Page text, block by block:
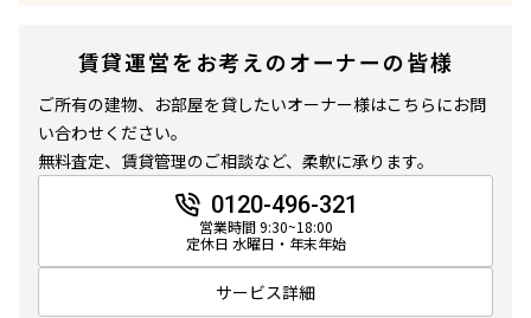
賃貸運営をお考えのオーナーの皆様
ご所有の建物、お部屋を貸したいオーナー様はこちらにお問
い合わせください。
無料査定、賃貸管理のご相談など、柔軟に承ります。
0120-496-321
営業時間 9:30~18:00
定休日 水曜日・年末年始
サービス詳細